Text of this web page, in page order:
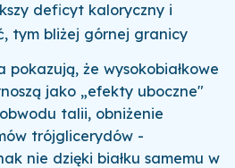
deficyt kaloryczny i
tym bliżej górnej granicy
że wysokobiałkowe
jako „efekty uboczne"
talii, obniżenie
trójglicerydów -
nie dzięki białku samemu w